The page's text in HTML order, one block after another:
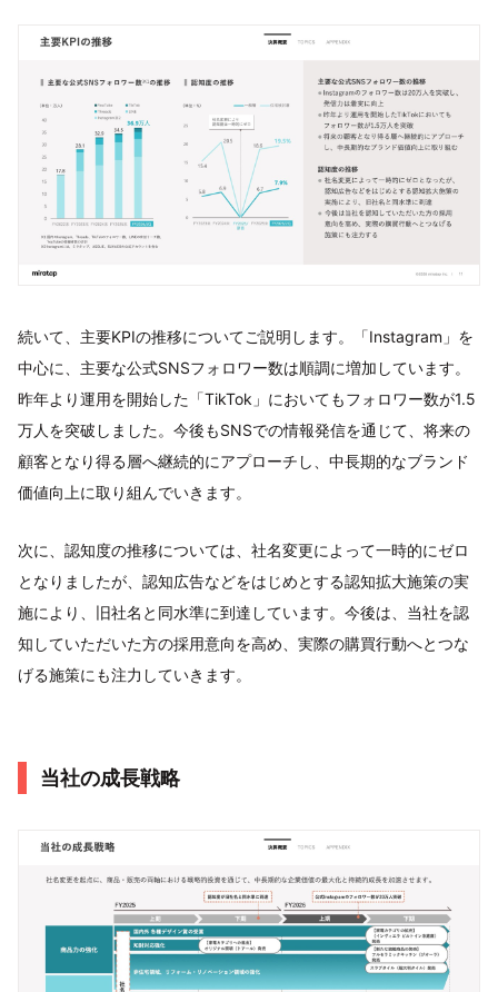
続いて、主要KPIの推移についてご説明します。「Instagram」を
中心に、主要な公式SNSフォロワー数は順調に増加しています。
昨年より運用を開始した「TikTok」においてもフォロワー数が1.5
万人を突破しました。今後もSNSでの情報発信を通じて、将来の
顧客となり得る層へ継続的にアプローチし、中長期的なブランド
価値向上に取り組んでいきます。
次に、認知度の推移については、社名変更によって一時的にゼロ
となりましたが、認知広告などをはじめとする認知拡大施策の実
施により、旧社名と同水準に到達しています。今後は、当社を認
知していただいた方の採用意向を高め、実際の購買行動へとつな
げる施策にも注力していきます。
当社の成長戦略